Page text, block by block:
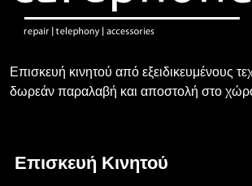
Επισκευή κινητού από εξειδικευμένους
δωρεάν παραλαβή και αποστολή στο
Επισκευή Κινητού